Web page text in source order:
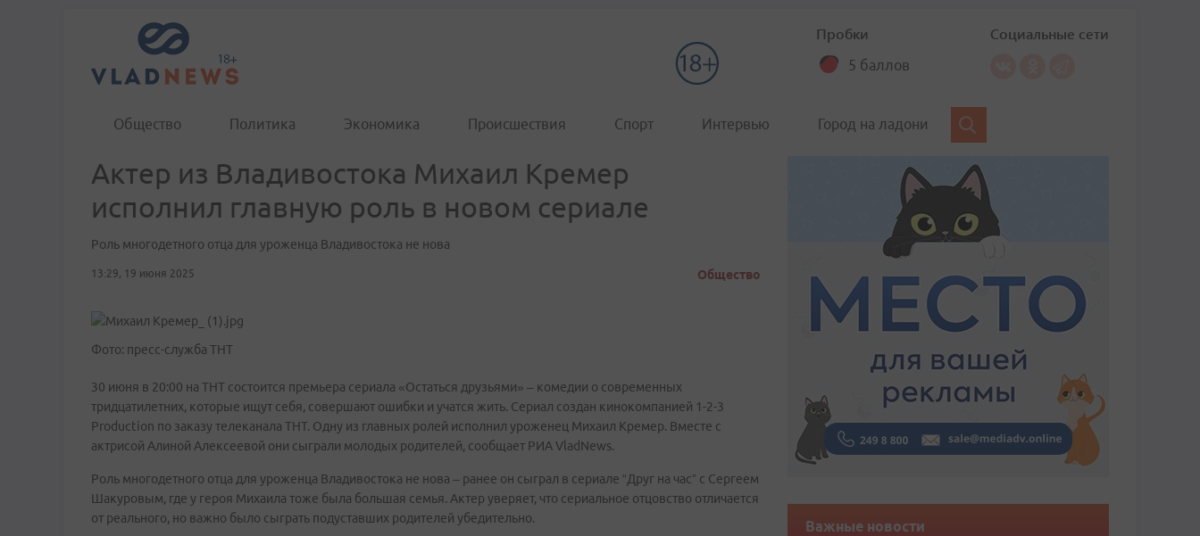
Пробки
5 баллов
Социальные сети
Общество Политика Экономика Происшествия Спорт Интервью Город на ладони
Актер из Владивостока Михаил Кремер
исполнил главную роль в новом сериале
Роль многодетного отца для уроженца Владивостока не нова
13:29, 19 июня 2025 Общество
Фото: пресс-служба ТНТ
30 июня в 20:00 на ТНТ состоится премьера сериала «Остаться друзьями» – комедии о современных
тридцатилетних, которые ищут себя, совершают ошибки и учатся жить. Сериал создан кинокомпанией 1-2-3
Production по заказу телеканала ТНТ. Одну из главных ролей исполнил уроженец Михаил Кремер. Вместе с
актрисой Алиной Алексеевой они сыграли молодых родителей, сообщает РИА VladNews.
Роль многодетного отца для уроженца Владивостока не нова – ранее он сыграл в сериале “Друг на час” с Сергеем
Шакуровым, где у героя Михаила тоже была большая семья. Актер уверяет, что сериальное отцовство отличается
от реального, но важно было сыграть подуставших родителей убедительно.
Важные новости